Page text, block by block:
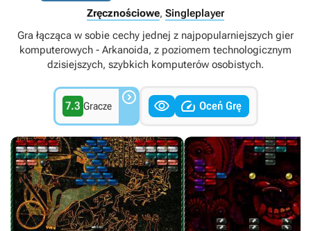
Zręcznościowe, Singleplayer
Gra łącząca w sobie cechy jednej z najpopularniejszych gier
komputerowych - Arkanoida, z poziomem technologicznym
dzisiejszych, szybkich komputerów osobistych.
7.3 Gracze    Oceń Grę